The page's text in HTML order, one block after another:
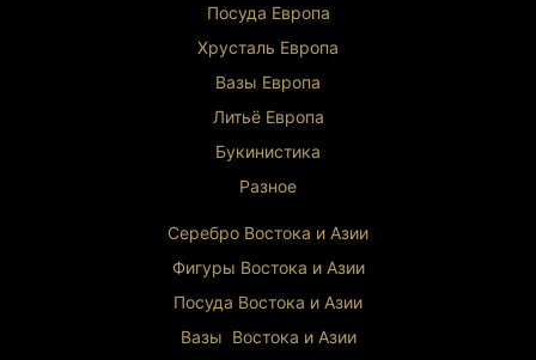
Посуда Европа
Хрусталь Европа
Вазы Европа
Литьё Европа
Букинистика
Разное
Серебро Востока и Азии
Фигуры Востока и Азии
Посуда Востока и Азии
Вазы Востока и Азии